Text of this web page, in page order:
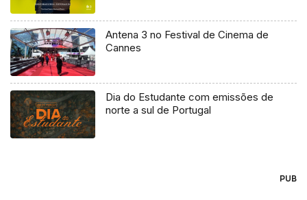
Antena 3 no Festival de Cinema de
Cannes
Dia do Estudante com emissões de
norte a sul de Portugal
PUB